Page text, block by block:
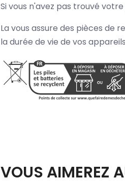
Si vous n'avez pas trouvé
La vous assure des pièces de
la durée de vie de vos
VOUS AIMEREZ